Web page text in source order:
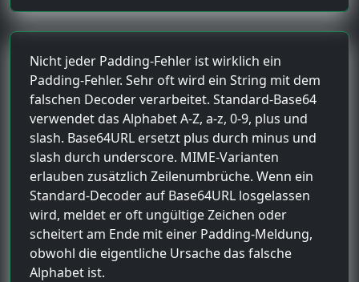
Nicht jeder Padding-Fehler ist wirklich ein
Padding-Fehler. Sehr oft wird ein String mit dem
falschen Decoder verarbeitet. Standard-Base64
verwendet das Alphabet A-Z, a-z, 0-9, plus und
slash. Base64URL ersetzt plus durch minus und
slash durch underscore. MIME-Varianten
erlauben zusätzlich Zeilenumbrüche. Wenn ein
Standard-Decoder auf Base64URL losgelassen
wird, meldet er oft ungültige Zeichen oder
scheitert am Ende mit einer Padding-Meldung,
obwohl die eigentliche Ursache das falsche
Alphabet ist.